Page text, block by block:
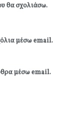
θα σχολιάσω.
μέσω email.
μέσω email.